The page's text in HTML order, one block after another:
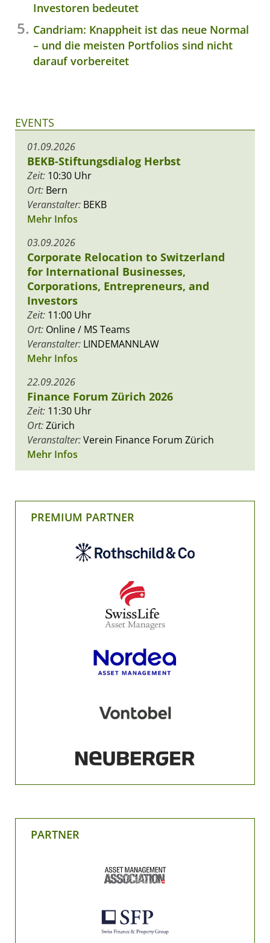
Investoren bedeutet
Candriam: Knappheit ist das neue Normal
– und die meisten Portfolios sind nicht
darauf vorbereitet
EVENTS
01.09.2026
BEKB-Stiftungsdialog Herbst
Zeit: 10:30 Uhr
Ort: Bern
Veranstalter: BEKB
Mehr Infos
03.09.2026
Corporate Relocation to Switzerland
for International Businesses,
Corporations, Entrepreneurs, and
Investors
Zeit: 11:00 Uhr
Ort: Online / MS Teams
Veranstalter: LINDEMANNLAW
Mehr Infos
22.09.2026
Finance Forum Zürich 2026
Zeit: 11:30 Uhr
Ort:Zürich
Veranstalter:Verein Finance Forum Zürich
Mehr Infos
PREMIUM PARTNER
PARTNER